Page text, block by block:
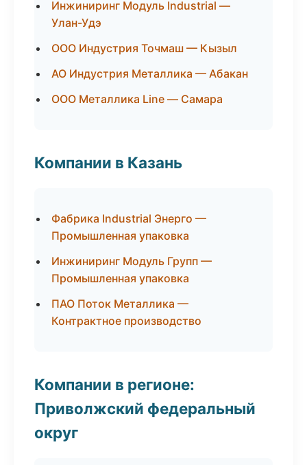
Инжиниринг Модуль Industrial —
Улан-Удэ
ООО Индустрия Точмаш — Кызыл
АО Индустрия Металлика — Абакан
ООО Металлика Line — Самара
Компании в Казань
Фабрика Industrial Энерго —
Промышленная упаковка
Инжиниринг Модуль Групп —
Промышленная упаковка
ПАО Поток Металлика —
Контрактное производство
Компании в регионе:
Приволжский федеральный
округ